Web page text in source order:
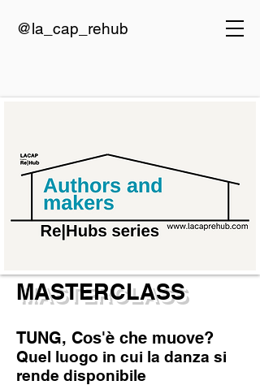
@la_cap_rehub
MASTERCLASS
TUNG, Cos'è che muove?
Quel luogo in cui la danza si
rende disponibile